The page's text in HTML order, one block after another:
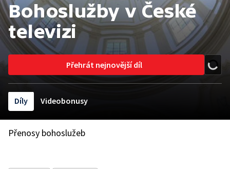
Bohoslužby v České
televizi
Přehrát nejnovější díl
Díly Videobonusy
Přenosy bohoslužeb